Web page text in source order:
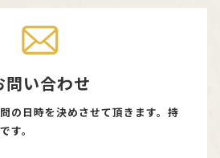
問い合わせ
の日時を決めさせて頂きます。持
す。